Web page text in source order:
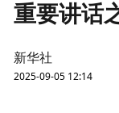
重要讲话
新华社
2025-09-05 12:14